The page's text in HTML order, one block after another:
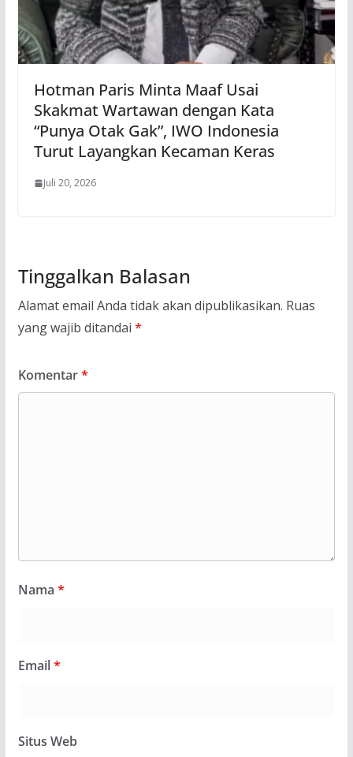
Hotman Paris Minta Maaf Usai
Skakmat Wartawan dengan Kata
“Punya Otak Gak”, IWO Indonesia
Turut Layangkan Kecaman Keras
Juli 20, 2026
Tinggalkan Balasan
Alamat email Anda tidak akan dipublikasikan. Ruas
yang wajib ditandai *
Komentar*
Nama *
Email*
Situs Web